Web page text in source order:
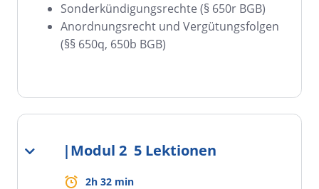
Sonderkündigungsrechte (§ 650r BGB)
Anordnungsrecht und Vergütungsfolgen
(§§ 650q, 650b BGB)
Modul 2
| 5 Lektionen
2h 32 min